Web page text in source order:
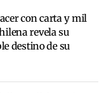
con carta y mil
revela su
destino de su